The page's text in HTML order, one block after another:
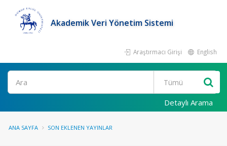
Akademik Veri Yönetim Sistemi
Araştırmacı Girişi English
Ara
Detaylı Arama
ANA SAYFA SON EKLENEN YAYINLAR